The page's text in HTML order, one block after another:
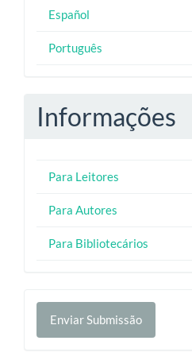
Español
Português
Informações
Para Leitores
Para Autores
Para Bibliotecários
Enviar
Submissão
Enviar Submissão